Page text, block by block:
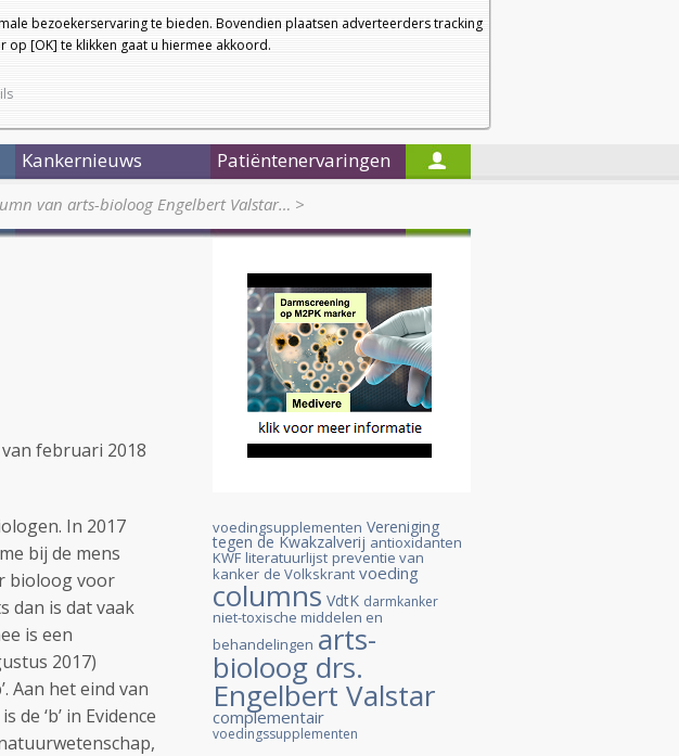
bezoekerservaring te bieden. Bovendien plaatsen adverteerders tracking
[OK] te klikken gaat u hiermee akkoord.
a
a
Nieuwsbrief
Startpagina
Kankernieuws Patiëntenervaringen
van arts-bioloog Engelbert Valstar… >
februari 2018
In 2017
bij de mens
bioloog voor
dan is dat vaak
is een
2017)
Aan het eind van
‘b’ in Evidence
voedingsupplementen Vereniging
tegen de Kwakzalverij antioxidanten
KWF literatuurlijst preventie van
kanker de Volkskrant voeding
columns VdtK darmkanker
niet-toxische middelen en
behandelingen arts-
bioloog drs.
Engelbert Valstar
complementair
voedingssupplementen